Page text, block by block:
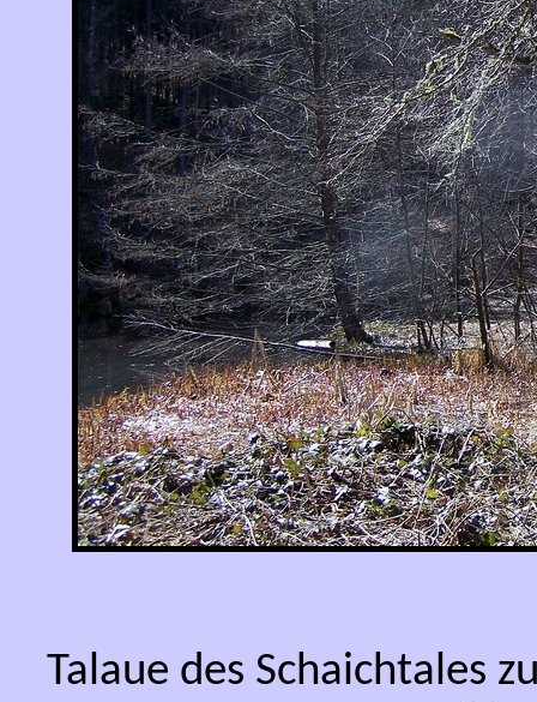
Talaue des Schaichtales